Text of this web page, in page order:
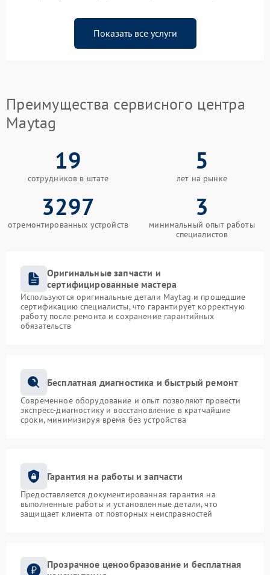
Показать все услуги
Преимущества сервисного центра
Maytag
19
сотрудников в штате
5
лет на рынке
3297
отремонтированных устройств
3
минимальный опыт работы
специалистов
Оригинальные запчасти и
сертифицированные мастера
Используются оригинальные детали Maytag и прошедшие
сертификацию специалисты, что гарантирует корректную
работу после ремонта и сохранение гарантийных
обязательств
Бесплатная диагностика и быстрый ремонт
Современное оборудование и опыт позволяют провести
экспресс-диагностику и восстановление в кратчайшие
сроки, минимизируя время без устройства
Гарантия на работы и запчасти
Предоставляется документированная гарантия на
выполненные работы и установленные детали, что
защищает клиента от повторных неисправностей
Прозрачное ценообразование и бесплатная